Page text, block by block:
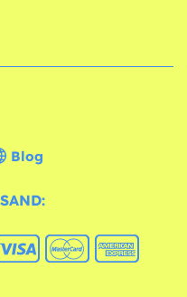
Blog